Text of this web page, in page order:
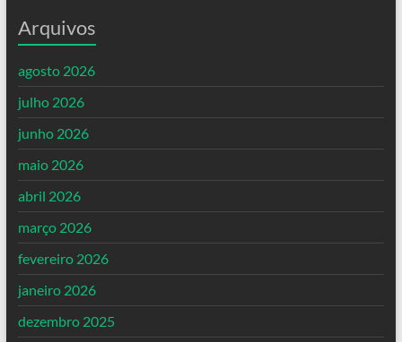
Arquivos
agosto 2026
julho 2026
junho 2026
maio 2026
abril 2026
março 2026
fevereiro 2026
janeiro 2026
dezembro 2025